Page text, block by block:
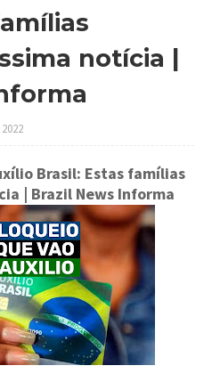
notícia |
Brasil: Estas famílias
| Brazil News Informa